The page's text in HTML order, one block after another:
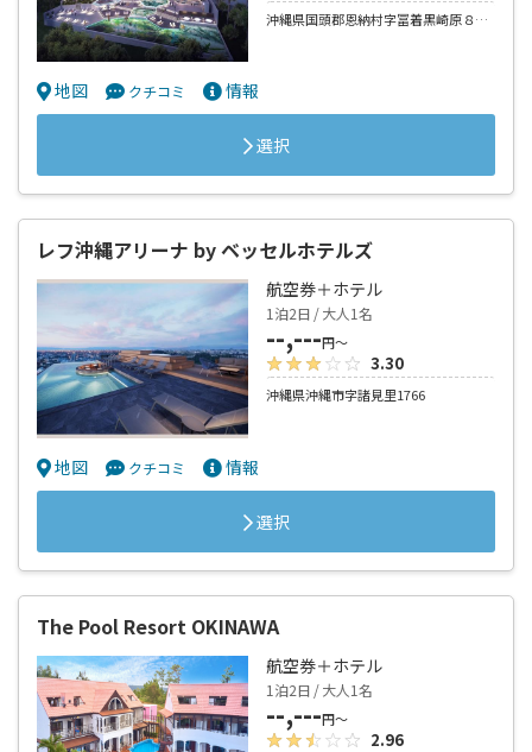
沖縄県国頭郡恩納村字冨着黒崎原８６番１
地図 クチコミ 情報
選択
レフ沖縄アリーナ by ベッセルホテルズ
航空券＋ホテル
1泊2日 / 大人1名
--,---円～
3.30
沖縄県沖縄市字諸見里1766
地図 クチコミ 情報
選択
The Pool Resort OKINAWA
航空券＋ホテル
1泊2日 / 大人1名
--,---円～
2.96